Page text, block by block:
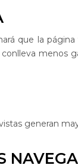
que la
menos
generan